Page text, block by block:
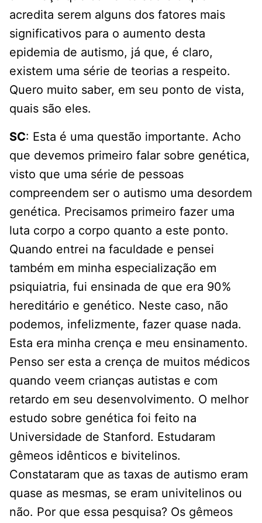
acredita serem alguns dos fatores mais
significativos para o aumento desta
epidemia de autismo, já que, é claro,
existem uma série de teorias a respeito.
Quero muito saber, em seu ponto de vista,
quais são eles.
SC: Esta é uma questão importante. Acho
que devemos primeiro falar sobre genética,
visto que uma série de pessoas
compreendem ser o autismo uma desordem
genética. Precisamos primeiro fazer uma
luta corpo a corpo quanto a este ponto.
Quando entrei na faculdade e pensei
também em minha especialização em
psiquiatria, fui ensinada de que era 90%
hereditário e genético. Neste caso, não
podemos, infelizmente, fazer quase nada.
Esta era minha crença e meu ensinamento.
Penso ser esta a crença de muitos médicos
quando veem crianças autistas e com
retardo em seu desenvolvimento. O melhor
estudo sobre genética foi feito na
Universidade de Stanford. Estudaram
gêmeos idênticos e bivitelinos.
Constataram que as taxas de autismo eram
quase as mesmas, se eram univitelinos ou
não. Por que essa pesquisa? Os gêmeos